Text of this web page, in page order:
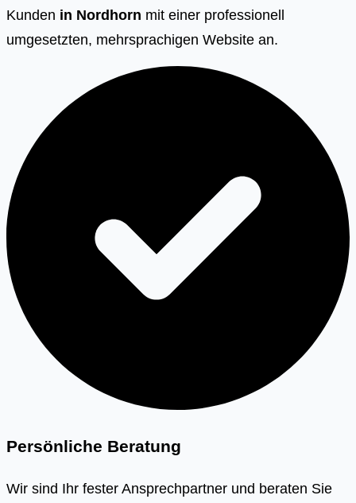
Kunden in Nordhorn mit einer professionell
umgesetzten, mehrsprachigen Website an.
Persönliche Beratung
Wir sind Ihr fester Ansprechpartner und beraten Sie